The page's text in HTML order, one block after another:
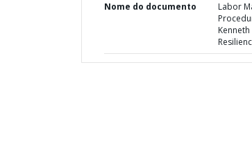
Nome do documento
Labor